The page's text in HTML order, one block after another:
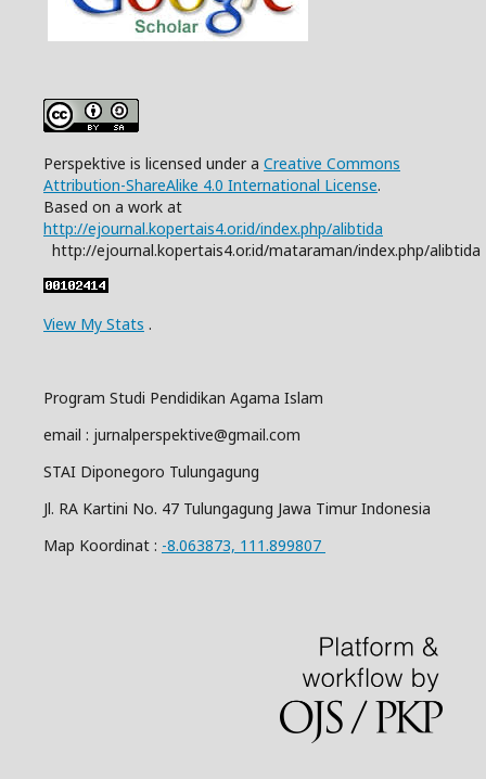
Perspektive is licensed under a Creative Commons
Attribution-ShareAlike 4.0 International License.
Based on a work at
http://ejournal.kopertais4.or.id/index.php/alibtida
http://ejournal.kopertais4.or.id/mataraman/index.php/alibtida
View My Stats .
Program Studi Pendidikan Agama Islam
email : jurnalperspektive@gmail.com
STAI Diponegoro Tulungagung
Jl. RA Kartini No. 47 Tulungagung Jawa Timur Indonesia
Map Koordinat : -8.063873, 111.899807